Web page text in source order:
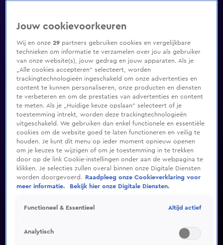
Video helaas niet gevonden
Jouw cookievoorkeuren
Wij en onze29 partners gebruiken cookies en vergelijkbare
technieken om informatie te verzamelen over jou als gebruiker
van onze website(s), jouw gedrag en jouw apparaten. Als je
„Alle cookies accepteren” selecteert, worden
trackingtechnologieën ingeschakeld om onze advertenties en
content te kunnen personaliseren, onze producten en diensten
te verbeteren en om de prestaties van advertenties en content
te meten. Als je „Huidige keuze opslaan” selecteert of je
toestemming intrekt, worden deze trackingtechnologieën
uitgeschakeld. We gebruiken dan enkel functionele en essentiële
cookies om de website goed te laten functioneren en veilig te
houden. Je kunt dit menu op ieder moment opnieuw openen
om je keuzes te wijzigen of om je toestemming in te trekken
door op de link Cookie-instellingen onder aan de webpagina te
klikken. Je selecties zullen overal binnen onze Digitale Diensten
worden doorgevoerd.
Raadpleeg onze Cookieverklaring voor
meer informatie.
Bekijk hier onze Digitale Diensten.
Functioneel & Essentieel Altijd actief
Analytisch